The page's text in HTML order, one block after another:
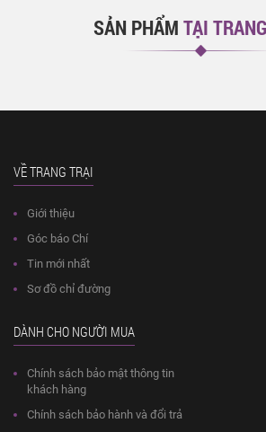
SẢN PHẨM TẠI
VỀ TRANG TRẠI
Giới thiệu
Góc báo Chí
Tin mới nhất
Sơ đồ chỉ đường
DÀNH CHO NGƯỜI MUA
Chính sách bảo mật thông tin
khách hàng
Chính sách bảo hành và đổi trả